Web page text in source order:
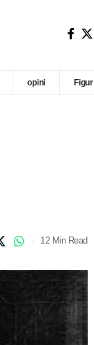
opini Figur
12 Min Read